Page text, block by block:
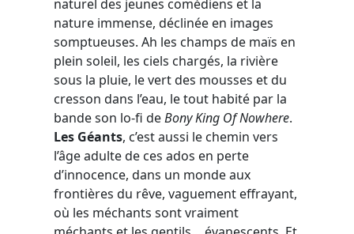
naturel des jeunes comédiens et la
nature immense, déclinée en images
somptueuses. Ah les champs de maïs en
plein soleil, les ciels chargés, la rivière
sous la pluie, le vert des mousses et du
cresson dans l’eau, le tout habité par la
bande son lo-fi deBony King Of Nowhere.
Les Géants, c’est aussi le chemin vers
l’âge adulte de ces ados en perte
d’innocence, dans un monde aux
frontières du rêve, vaguement effrayant,
où les méchants sont vraiment